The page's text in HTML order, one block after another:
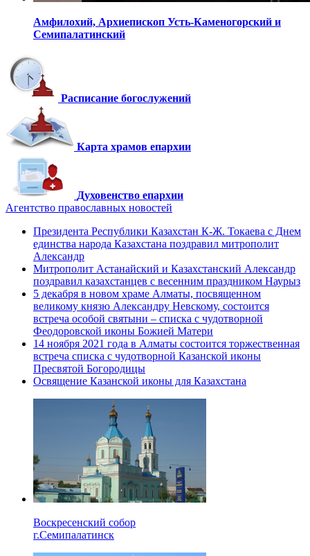
Амфилохий, Архиепископ Усть-Каменогорский и
Семипалатинский
Расписание богослужений
Карта храмов епархии
Духовенство епархии
Агентство православных новостей
Президента Республики Казахстан К-Ж. Токаева с Днем
единства народа Казахстана поздравил митрополит
Александр
Митрополит Астанайский и Казахстанский Александр
поздравил казахстанцев с весенним праздником Наурыз
5 декабря в новом храме Алматы, посвященном
великому князю Александру Невскому, состоится
встреча особой святыни – списка с чудотворной
Феодоровской иконы Божией Матери
14 ноября 2021 года в Алматы состоится торжественная
встреча списка с чудотворной Казанской иконы
Пресвятой Богородицы
Освящение Казанской иконы для Казахстана
Воскресенский собор
г.Семипалатинск